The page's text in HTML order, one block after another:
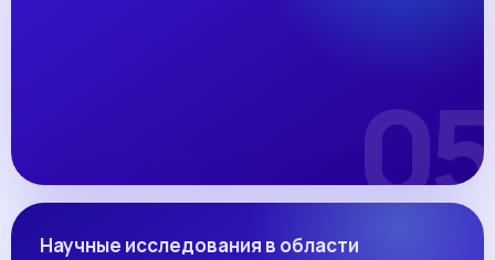
Научные исследования в области